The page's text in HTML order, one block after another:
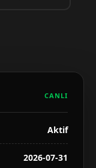
CANLI
Aktif
2026-07-31